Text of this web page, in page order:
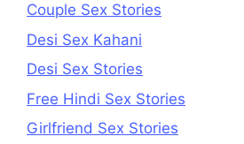
Couple Sex Stories
Desi Sex Kahani
Desi Sex Stories
Free Hindi Sex Stories
Girlfriend Sex Stories